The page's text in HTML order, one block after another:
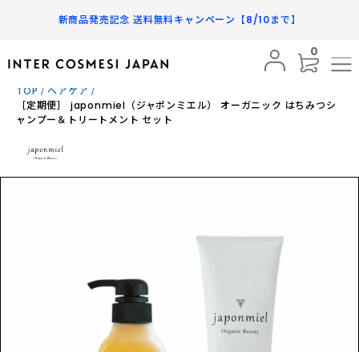
新商品発売記念 送料無料キャンペーン【8/10まで】
0
BRAND
PRODUCTS
SHOPPING GUIDE
MY PAGE
FAVORITE
TOP
ヘアケア
［定期便］ japonmiel（ジャポンミエル） オーガニック はちみつシ
ャンプー＆トリートメント セット
まだレビューはありません
容量:300mL / 250mL
税込
カートに入れる